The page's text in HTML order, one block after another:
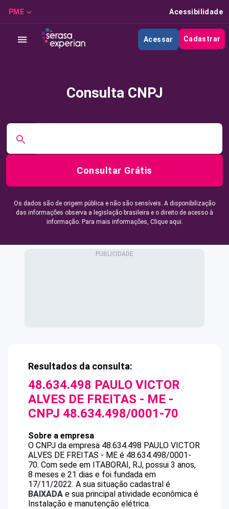
PME Acessibilidade
Acessar Cadastrar
Consulta CNPJ
Consultar Grátis
Os dados são de origem pública e não são sensíveis. A disponibilização
das informações observa a legislação brasileira e o direito de acesso à
informação. Para mais informações, Clique aqui.
Resultados da consulta:
48.634.498 PAULO VICTOR
ALVES DE FREITAS - ME -
CNPJ 48.634.498/0001-70
Sobre a empresa
O CNPJ da empresa 48.634.498 PAULO VICTOR
ALVES DE FREITAS - ME é 48.634.498/0001-
70. Com sede em ITABORAI, RJ, possui 3 anos,
8 meses e 21 dias e foi fundada em
17/11/2022. A sua situação cadastral é
BAIXADA e sua principal atividade econômica é
Instalação e manutenção elétrica.